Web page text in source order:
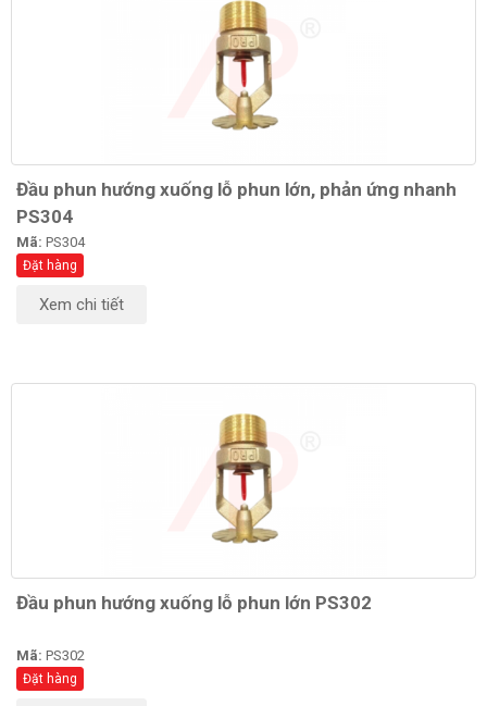
Đầu phun hướng xuống lỗ phun lớn, phản ứng nhanh
PS304
Mã: PS304
Đặt hàng
Xem chi tiết
Đầu phun hướng xuống lỗ phun lớn PS302
Mã: PS302
Đặt hàng